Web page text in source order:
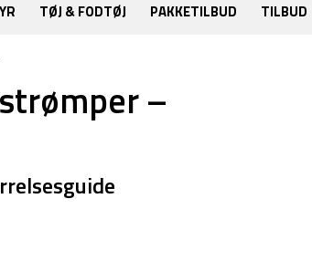
TØJ & FODTØJ PAKKETILBUD TILBUD
–